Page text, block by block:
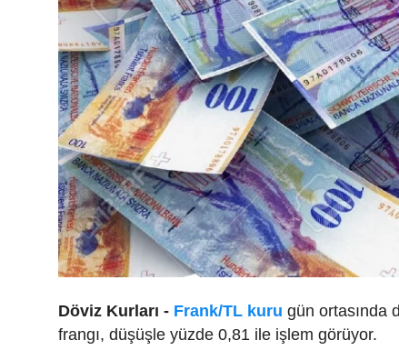
Döviz Kurları - Frank/TL kuru gün ortasında
frangı, düşüşle yüzde 0,81 ile işlem görüyor.